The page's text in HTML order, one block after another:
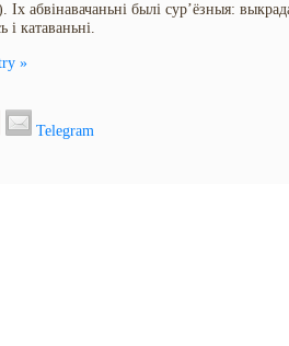
Іх абвінавачаньні былі сур’ёзныя:
і катаваньні.
»
Telegram